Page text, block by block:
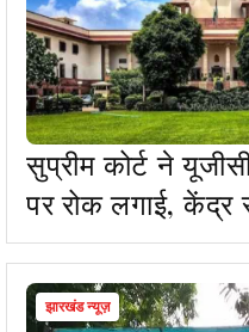
सुप्रीम कोर्ट ने
पर रोक लगाई, केंद्र
नोटिस जारी कर
झारखंड न्यूज़